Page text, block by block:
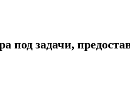
под задачи,